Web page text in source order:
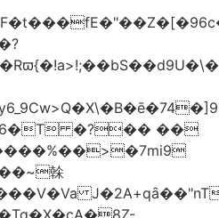
�?�� ��
榦